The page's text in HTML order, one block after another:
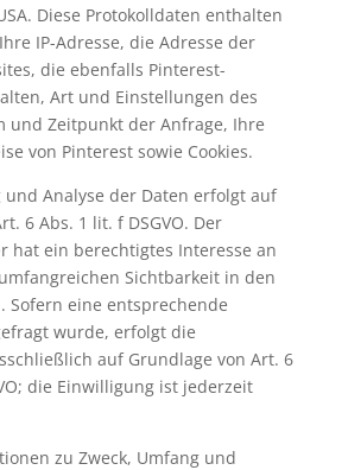
Diese Protokolldaten enthalten
IP-Adresse, die Adresse der
die ebenfalls Pinterest-
Art und Einstellungen des
und Zeitpunkt der Anfrage, Ihre
von Pinterest sowie Cookies.
und Analyse der Daten erfolgt auf
6 Abs. 1 lit. f DSGVO. Der
hat ein berechtigtes Interesse an
Sichtbarkeit in den
Sofern eine entsprechende
wurde, erfolgt die
auf Grundlage von Art. 6
die Einwilligung ist jederzeit
zu Zweck, Umfang und